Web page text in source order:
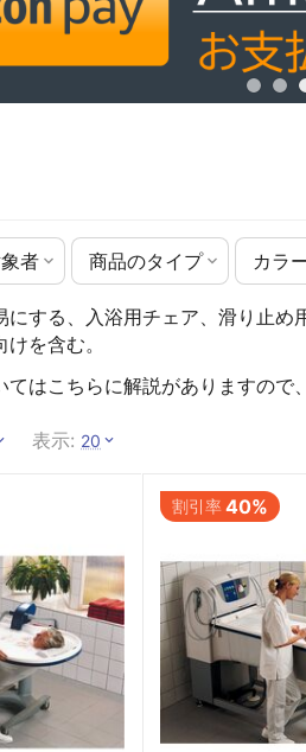
者 商品のタイプ カラ
にする、入浴用チェア、滑り止
を含む。
てはこちらに解説がありますので
表示: 20
割引率40%